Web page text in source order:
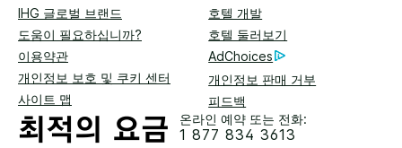
IHG 글로벌 브랜드
호텔 개발
도움이 필요하십니까?
호텔 둘러보기
이용약관
AdChoices
개인정보 보호 및 쿠키 센터
개인정보 판매 거부
사이트 맵
피드백
온라인 예약 또는 전화:
1 877 834 3613